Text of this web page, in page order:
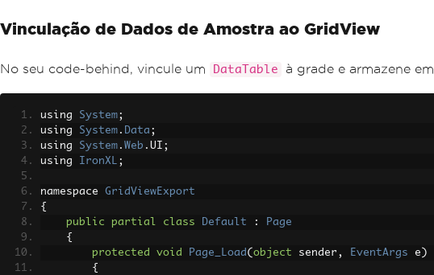
Vinculação de Dados de Amostra ao GridView
No seu code-behind, vincule um DataTable à grade e armazene em
using System;
using System . Data ;
using System . Web . UI ;
using IronXL ;
namespace GridViewExport
{
public
partial class Default :
Page
{
protected
void Page_Load ( object sender , EventArgs e )
{